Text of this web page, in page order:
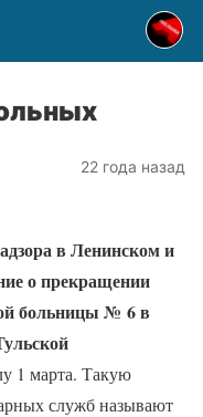
22 года назад
в Ленинском и
о прекращении
больницы № 6 в
1 марта. Такую
служб называют